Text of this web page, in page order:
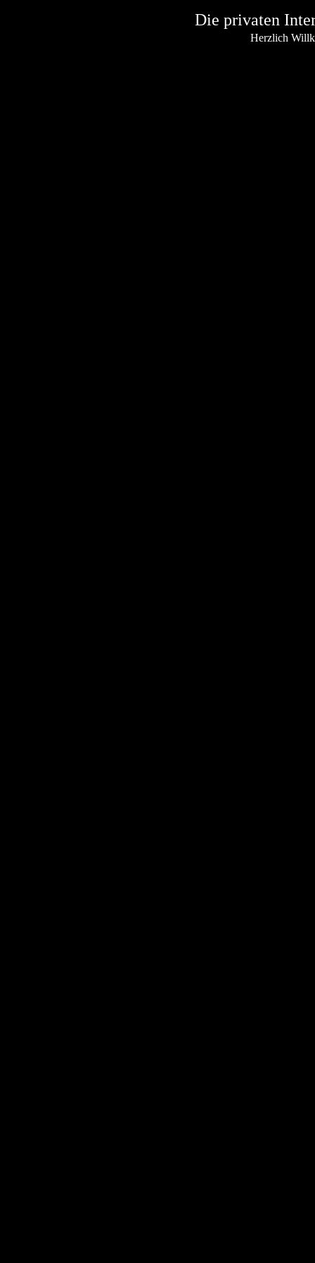
Die privaten
Herzlich